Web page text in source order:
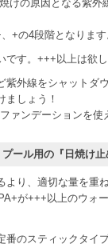
けの原因となる紫外
+の4段階となります
です。+++以上は欲
紫外線をシャットダ
ましょう！
ァンデーションを使
ール用の『日焼け
より、適切な量を重
が+++以上のウォ
番のスティックタイ